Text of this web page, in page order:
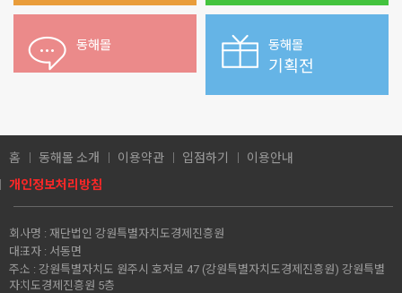
동해몰 동해몰
기획전
홈 동해몰 소개 이용약관 입점하기
이용안내
개인정보처리방침
회사명 : 재단법인 강원특별자치도경제진흥원
대표자 : 서동면
주소 : 강원특별자치도 원주시 호저로 47 (강원특별자치도경제진흥원) 강원특별
자치도경제진흥원 5층